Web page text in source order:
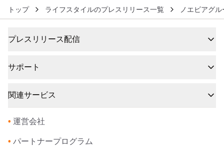
トップ ライフスタイルのプレスリリース一覧 ノエビアグル
プレスリリース配信
サポート
関連サービス
• 運営会社
• パートナープログラム